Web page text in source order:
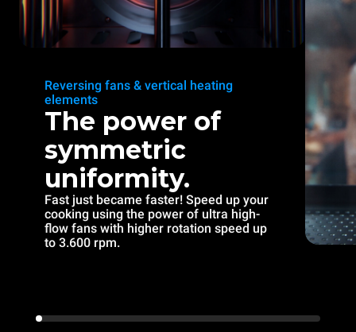
Reversing fans & vertical heating
elements
The power of
symmetric
uniformity.
Fast just became faster! Speed up your
cooking using the power of ultra high-
flow fans with higher rotation speed up
to 3.600 rpm.